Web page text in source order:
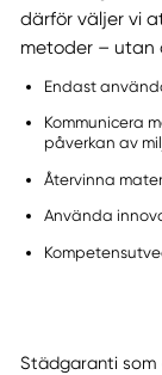
därför väljer vi
metoder –
Endast
Kommunicera
påverkan av
Återvinna
Använda
Städgaranti som